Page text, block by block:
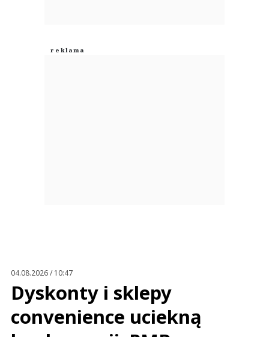
04.08.2026 / 10:47
Dyskonty i sklepy
convenience uciekną